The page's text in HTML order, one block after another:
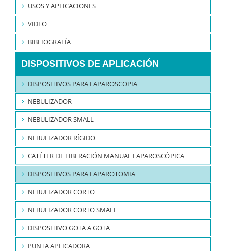
USOS Y APLICACIONES
VIDEO
BIBLIOGRAFÍA
DISPOSITIVOS DE APLICACIÓN
DISPOSITIVOS PARA LAPAROSCOPIA
NEBULIZADOR
NEBULIZADOR SMALL
NEBULIZADOR RÍGIDO
CATÉTER DE LIBERACIÓN MANUAL LAPAROSCÓPICA
DISPOSITIVOS PARA LAPAROTOMIA
NEBULIZADOR CORTO
NEBULIZADOR CORTO SMALL
DISPOSITIVO GOTA A GOTA
PUNTA APLICADORA